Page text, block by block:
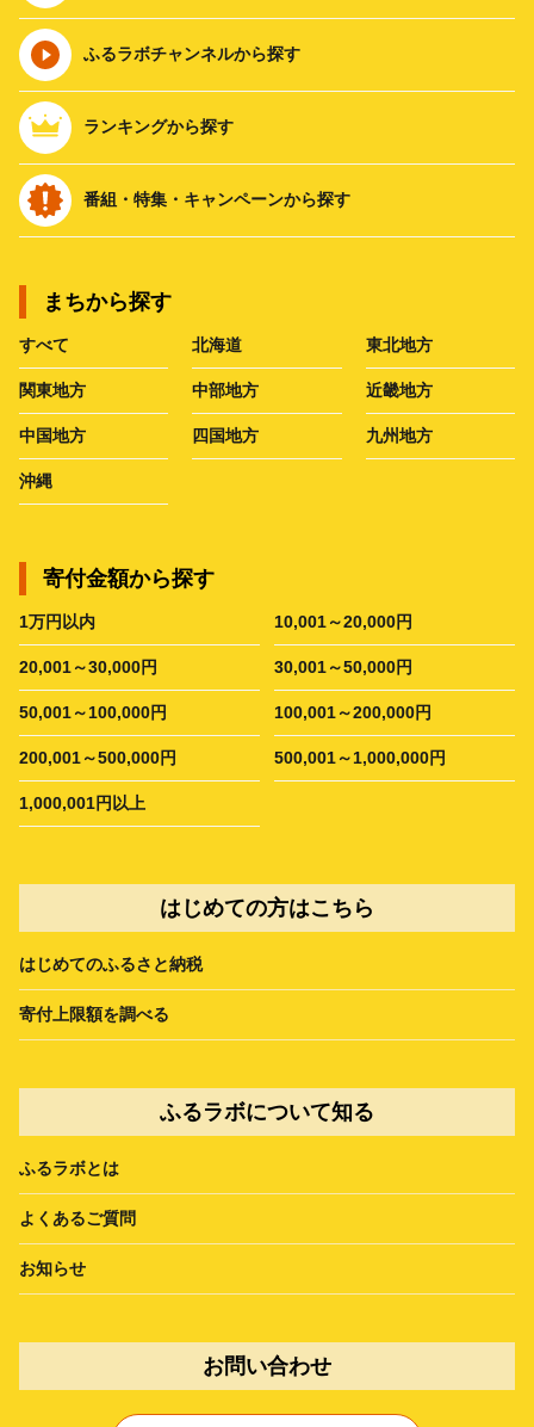
ふるラボチャンネルから探す
ランキングから探す
番組・特集・キャンペーンから探す
まちから探す
すべて 北海道 東北地方
関東地方 中部地方 近畿地方
中国地方 四国地方 九州地方
沖縄
寄付金額から探す
1万円以内 10,001～20,000円
20,001～30,000円 30,001～50,000円
50,001～100,000円 100,001～200,000円
200,001～500,000円 500,001～1,000,000円
1,000,001円以上
はじめての方はこちら
はじめてのふるさと納税
寄付上限額を調べる
ふるラボについて知る
ふるラボとは
よくあるご質問
お知らせ
お問い合わせ